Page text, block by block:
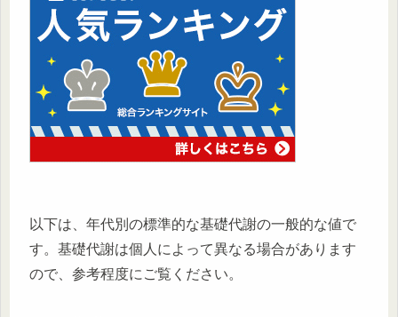
以下は、年代別の標準的な基礎代謝の一般的な値で
す。基礎代謝は個人によって異なる場合があります
ので、参考程度にご覧ください。